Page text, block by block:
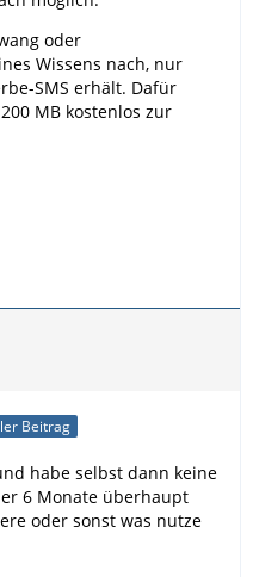
oder
Wissens nach, nur
SMS erhält. Dafür
MB kostenlos zur
Beitrag
habe selbst dann keine
6 Monate überhaupt
oder sonst was nutze